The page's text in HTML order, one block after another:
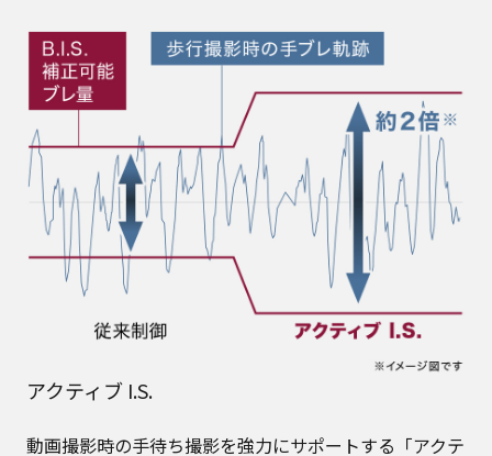
アクティブ I.S.
動画撮影時の手待ち撮影を強力にサポートする「アクテ